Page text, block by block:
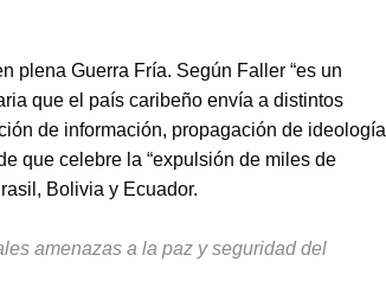
plena Guerra Fría. Según Faller “es un
que el país caribeño envía a distintos
de información, propagación de ideología
que celebre la “expulsión de miles de
Bolivia y Ecuador.
amenazas a la paz y seguridad del